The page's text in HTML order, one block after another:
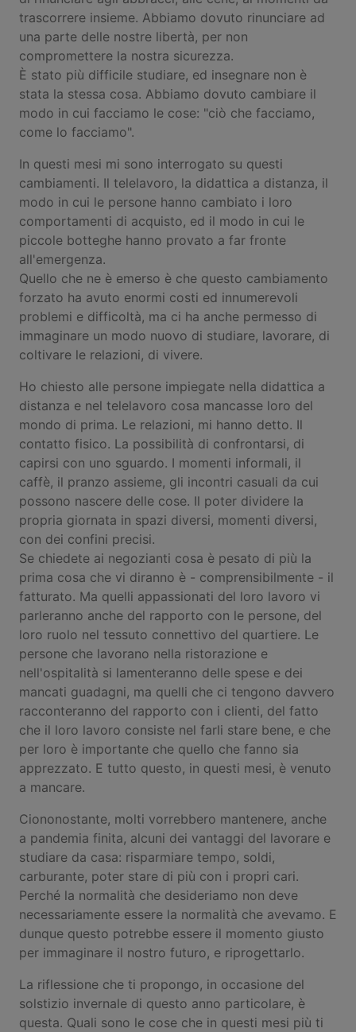
trascorrere insieme. Abbiamo dovuto rinunciare ad
una parte delle nostre libertà, per non
compromettere la nostra sicurezza.
È stato più difficile studiare, ed insegnare non è
stata la stessa cosa. Abbiamo dovuto cambiare il
modo in cui facciamo le cose: "ciò che facciamo,
come lo facciamo".
In questi mesi mi sono interrogato su questi
cambiamenti. Il telelavoro, la didattica a distanza, il
modo in cui le persone hanno cambiato i loro
comportamenti di acquisto, ed il modo in cui le
piccole botteghe hanno provato a far fronte
all'emergenza.
Quello che ne è emerso è che questo cambiamento
forzato ha avuto enormi costi ed innumerevoli
problemi e difficoltà, ma ci ha anche permesso di
immaginare un modo nuovo di studiare, lavorare, di
coltivare le relazioni, di vivere.
Ho chiesto alle persone impiegate nella didattica a
distanza e nel telelavoro cosa mancasse loro del
mondo di prima. Le relazioni, mi hanno detto. Il
contatto fisico. La possibilità di confrontarsi, di
capirsi con uno sguardo. I momenti informali, il
caffè, il pranzo assieme, gli incontri casuali da cui
possono nascere delle cose. Il poter dividere la
propria giornata in spazi diversi, momenti diversi,
con dei confini precisi.
Se chiedete ai negozianti cosa è pesato di più la
prima cosa che vi diranno è - comprensibilmente - il
fatturato. Ma quelli appassionati del loro lavoro vi
parleranno anche del rapporto con le persone, del
loro ruolo nel tessuto connettivo del quartiere. Le
persone che lavorano nella ristorazione e
nell'ospitalità si lamenteranno delle spese e dei
mancati guadagni, ma quelli che ci tengono davvero
racconteranno del rapporto con i clienti, del fatto
che il loro lavoro consiste nel farli stare bene, e che
per loro è importante che quello che fanno sia
apprezzato. E tutto questo, in questi mesi, è venuto
a mancare.
Ciononostante, molti vorrebbero mantenere, anche
a pandemia finita, alcuni dei vantaggi del lavorare e
studiare da casa: risparmiare tempo, soldi,
carburante, poter stare di più con i propri cari.
Perché la normalità che desideriamo non deve
necessariamente essere la normalità che avevamo. E
dunque questo potrebbe essere il momento giusto
per immaginare il nostro futuro, e riprogettarlo.
La riflessione che ti propongo, in occasione del
solstizio invernale di questo anno particolare, è
questa. Quali sono le cose che in questi mesi più ti